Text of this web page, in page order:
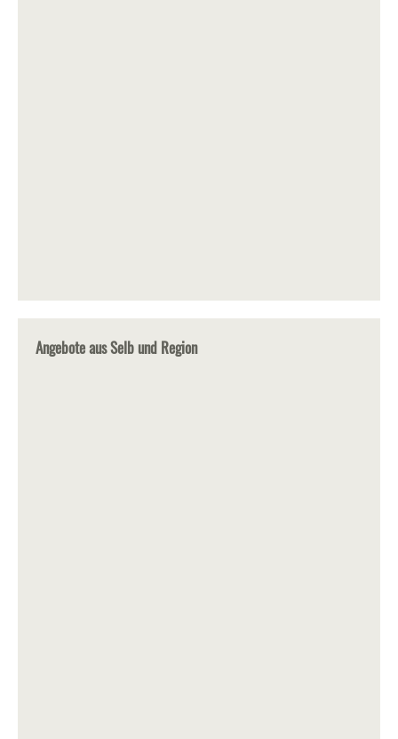
Angebote aus Selb und Region